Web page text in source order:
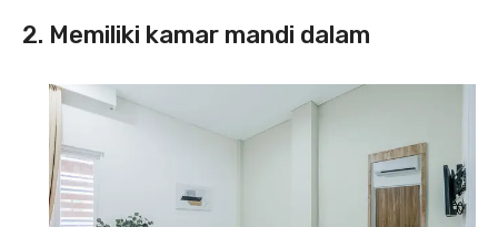
2. Memiliki kamar mandi dalam